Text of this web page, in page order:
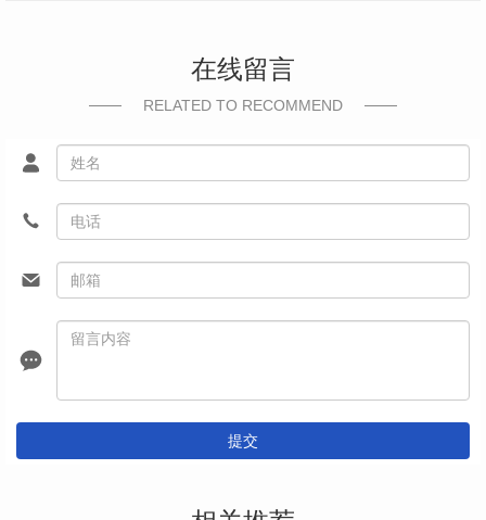
在线留言
RELATED TO RECOMMEND
提交